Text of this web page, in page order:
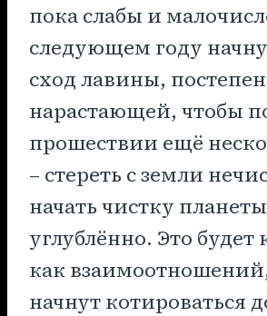
пока слабы и
следующем году
сход лавины,
нарастающей, чтобы
прошествии ещё
– стереть с земли
начать чистку
углублённо. Это будет
как
начнут котироваться